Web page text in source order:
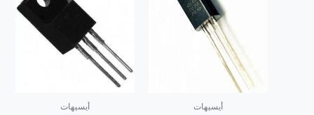
أيسيهات أيسيهات